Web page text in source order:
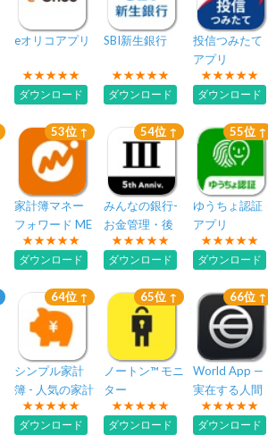
eオリコアプリ
ダウンロード
SBI新生銀行
ダウンロード
投信つみたて
アプリ
ダウンロード
53位 ↑
家計簿マネー
フォワード ME
- 資産管理もこ
れ一つで
ダウンロード
54位 ↑
みんなの銀行-
お金管理・後
払い・残高確
認ができるア
ダウンロード
55位 ↑
ゆうちょ認証
アプリ
ダウンロード
64位 ↑
シンプル家計
簿 - 人気の家計
簿アプリ（か
けいぼ）
ダウンロード
65位 ↑
ノートン™ モニ
ター
ダウンロード
66位 ↑
World App —
実在する人間
のネットワー
ク
ダウンロード